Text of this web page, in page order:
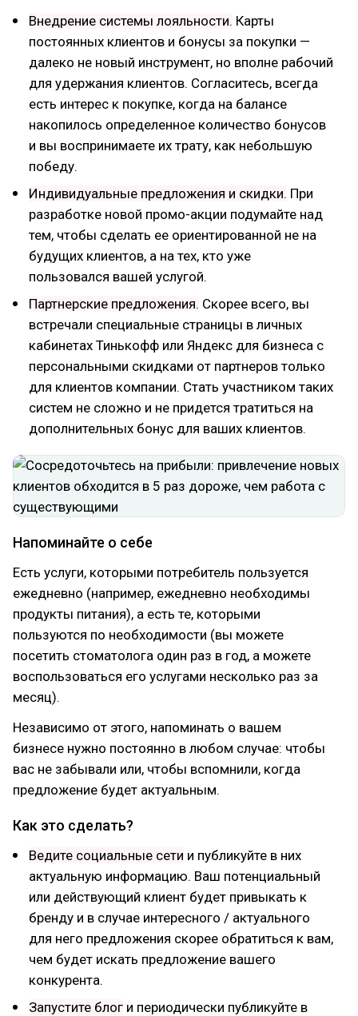
Внедрение системы лояльности. Карты
постоянных клиентов и бонусы за покупки —
далеко не новый инструмент, но вполне рабочий
для удержания клиентов. Согласитесь, всегда
есть интерес к покупке, когда на балансе
накопилось определенное количество бонусов
и вы воспринимаете их трату, как небольшую
победу.
Индивидуальные предложения и скидки. При
разработке новой промо-акции подумайте над
тем, чтобы сделать ее ориентированной не на
будущих клиентов, а на тех, кто уже
пользовался вашей услугой.
Партнерские предложения. Скорее всего, вы
встречали специальные страницы в личных
кабинетах Тинькофф или Яндекс для бизнеса с
персональными скидками от партнеров только
для клиентов компании. Стать участником таких
систем не сложно и не придется тратиться на
дополнительных бонус для ваших клиентов.
Напоминайте о себе
Есть услуги, которыми потребитель пользуется
ежедневно (например, ежедневно необходимы
продукты питания), а есть те, которыми
пользуются по необходимости (вы можете
посетить стоматолога один раз в год, а можете
воспользоваться его услугами несколько раз за
месяц).
Независимо от этого, напоминать о вашем
бизнесе нужно постоянно в любом случае: чтобы
вас не забывали или, чтобы вспомнили, когда
предложение будет актуальным.
Как это сделать?
Ведите социальные сети и публикуйте в них
актуальную информацию. Ваш потенциальный
или действующий клиент будет привыкать к
бренду и в случае интересного / актуального
для него предложения скорее обратиться к вам,
чем будет искать предложение вашего
конкурента.
Запустите блог и периодически публикуйте в